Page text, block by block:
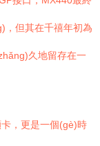
，但其在千禧年初為
久地留存在一
，更是一個(gè)時